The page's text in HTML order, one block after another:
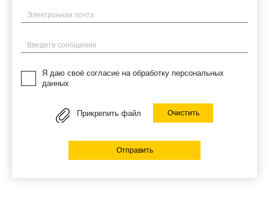
Электронная почта
Введите сообщение
Я даю своё согласие на обработку персональных
данных
Прикрепить файл Очистить
Отправить